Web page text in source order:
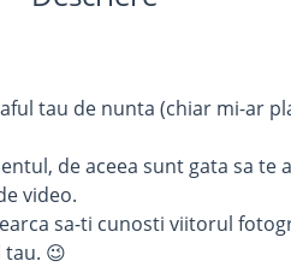
tau de nunta (chiar mi-ar
de aceea sunt gata sa te
video.
sa-ti cunosti viitorul
😉